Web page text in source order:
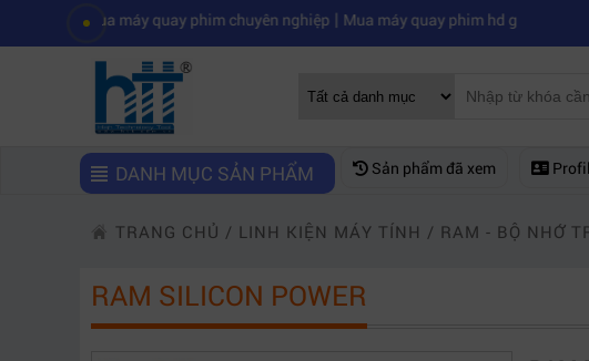
máy quay phim chuyên nghiệp|Mua máy quay phim hd giá rẻ nên mua của hãng
DANH MỤC SẢN PHẨM Sản phẩm đã xem
TRANG CHỦ / LINH KIỆN MÁY TÍNH / RAM - BỘ NHỚ
RAM SILICON POWER